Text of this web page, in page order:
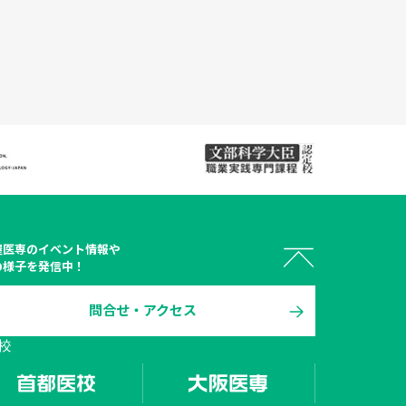
医専のイベント情報や
子を発信中！
問合せ・アクセス